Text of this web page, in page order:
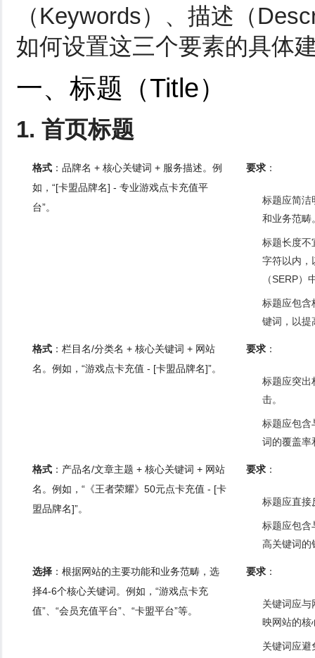
（Keywords）、描述（
如何设置这三个要素的具体
一、标题（Title）
1. 首页标题
格式 ：品牌名 + 核心关键词 + 服务描述。例
如，“[卡盟品牌名] - 专业游戏点卡充值平
台”。
要求 ：
标题应简洁
和业务范畴
标题长度不
字符以内，
（SERP）
标题应包含
键词，以提
格式 ：栏目名/分类名 + 核心关键词 + 网站
名。例如，“游戏点卡充值 - [卡盟品牌名]”。
要求 ：
标题应突出
击。
标题应包含
词的覆盖率
格式 ：产品名/文章主题 + 核心关键词 + 网站
名。例如，“《王者荣耀》50元点卡充值 - [卡
盟品牌名]”。
要求 ：
标题应直接
标题应包含
高关键词的
选择 ：根据网站的主要功能和业务范畴，选
择4-6个核心关键词。例如，“游戏点卡充
值”、“会员充值平台”、“卡盟平台”等。
要求 ：
关键词应与
映网站的核
关键词应避